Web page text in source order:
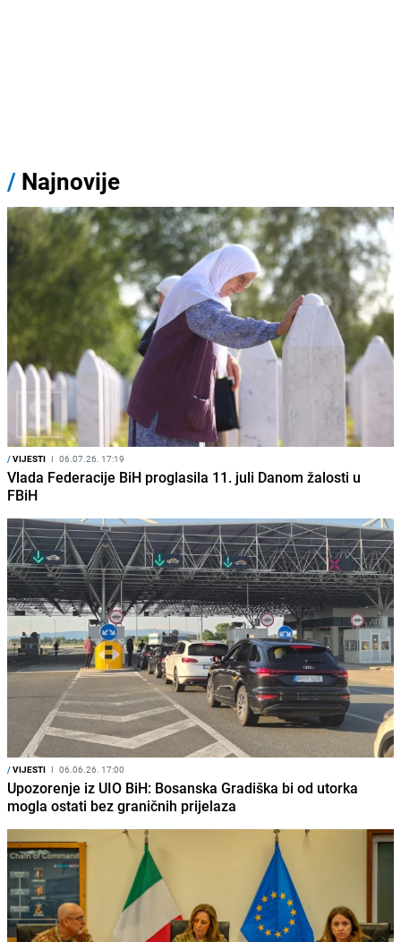
/ Najnovije
/VIJESTI I 06.07.26. 17:19
Vlada Federacije BiH proglasila 11. juli Danom žalosti u
FBiH
/VIJESTI I 06.06.26. 17:00
Upozorenje iz UIO BiH: Bosanska Gradiška bi od utorka
mogla ostati bez graničnih prijelaza